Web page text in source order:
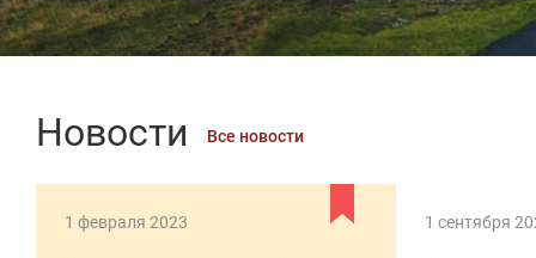
Новости Все новости
1 февраля 2023 1 сентября